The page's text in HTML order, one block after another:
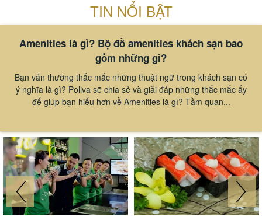
TIN NỔI BẬT
Amenities là gì? Bộ đồ amenities khách sạn bao
gồm những gì?
Bạn vẫn thường thắc mắc những thuật ngữ trong khách sạn có
ý nghĩa là gì? Poliva sẽ chia sẻ và giải đáp những thắc mắc ấy
để giúp bạn hiểu hơn về Amenities là gì? Tầm quan...